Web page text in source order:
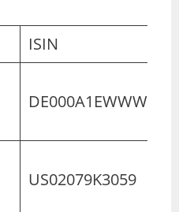
ISIN
DE000A1EWWW0
US02079K3059